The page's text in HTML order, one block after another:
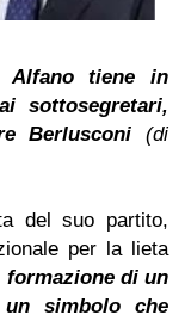
Alfano tiene in
sottosegretari,
Berlusconi (di
del suo partito,
per la lieta
formazione di un
un simbolo che